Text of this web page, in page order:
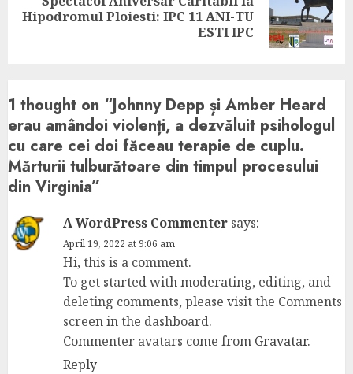
Next
Hipodromul Ploiesti: IPC 11 ANI-TU
ESTI IPC
1 thought on “Johnny Depp și Amber Heard
erau amândoi violenți, a dezvăluit psihologul
cu care cei doi făceau terapie de cuplu.
Mărturii tulburătoare din timpul procesului
din Virginia”
A WordPress Commenter says:
April 19, 2022 at 9:06 am
Hi, this is a comment.
To get started with moderating, editing, and
deleting comments, please visit the Comments
screen in the dashboard.
Commenter avatars come from Gravatar.
Reply